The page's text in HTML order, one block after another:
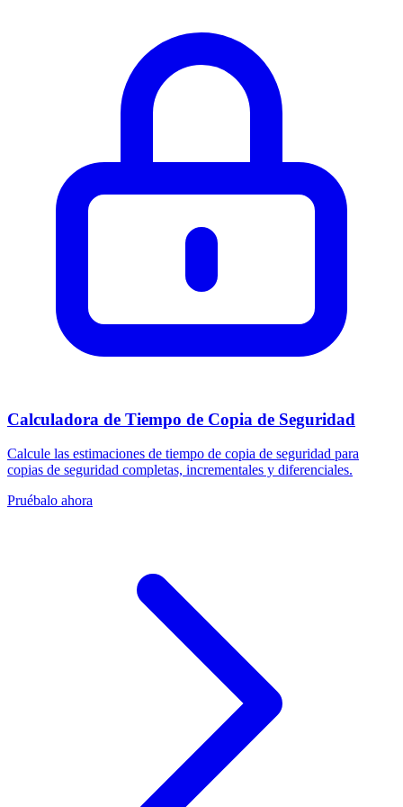
Calculadora de Tiempo de Copia de Seguridad
Calcule las estimaciones de tiempo de copia de seguridad para
copias de seguridad completas, incrementales y diferenciales.
Pruébalo ahora